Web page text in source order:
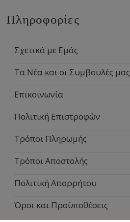
Πληροφορίες
Σχετικά με Εμάς
Τα Νέα και οι Συμβουλές μας
Επικοινωνία
Πολιτική Επιστροφών
Τρόποι Πληρωμής
Τρόποι Αποστολής
Πολιτική Απορρήτου
Όροι και Προϋποθέσεις